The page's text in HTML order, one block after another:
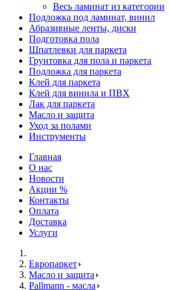
Весь ламинат из категории
Подложка под ламинат, винил
Абразивные ленты, диски
Подготовка пола
Шпатлевки для паркета
Грунтовка для пола и паркета
Подложка для паркета
Клей для паркета
Клей для винила и ПВХ
Лак для паркета
Масло и защита
Уход за полами
Инструменты
Главная
О нас
Новости
Акции %
Контакты
Оплата
Доставка
Услуги
Европаркет
Масло и защита
Pallmann - масла